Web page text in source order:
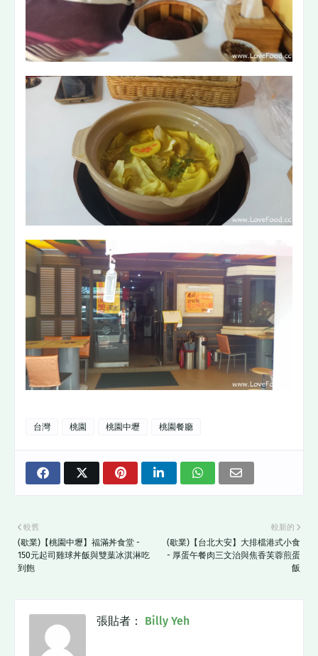
台灣 桃園 桃園中壢 桃園餐廳
較新的
(歇業)【台北大安】大排檔港式小食
- 厚蛋午餐肉三文治與焦香芙蓉煎蛋
飯
較舊
(歇業)【桃園中壢】福滿丼食堂 -
150元起司雞球丼飯與雙葉冰淇淋吃
到飽
張貼者： Billy Yeh